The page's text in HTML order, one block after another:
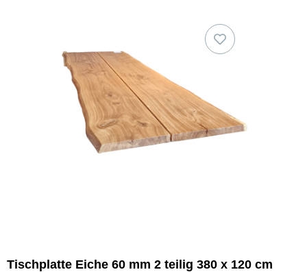
Tischplatte Eiche 60 mm 2 teilig 380 x 120 cm